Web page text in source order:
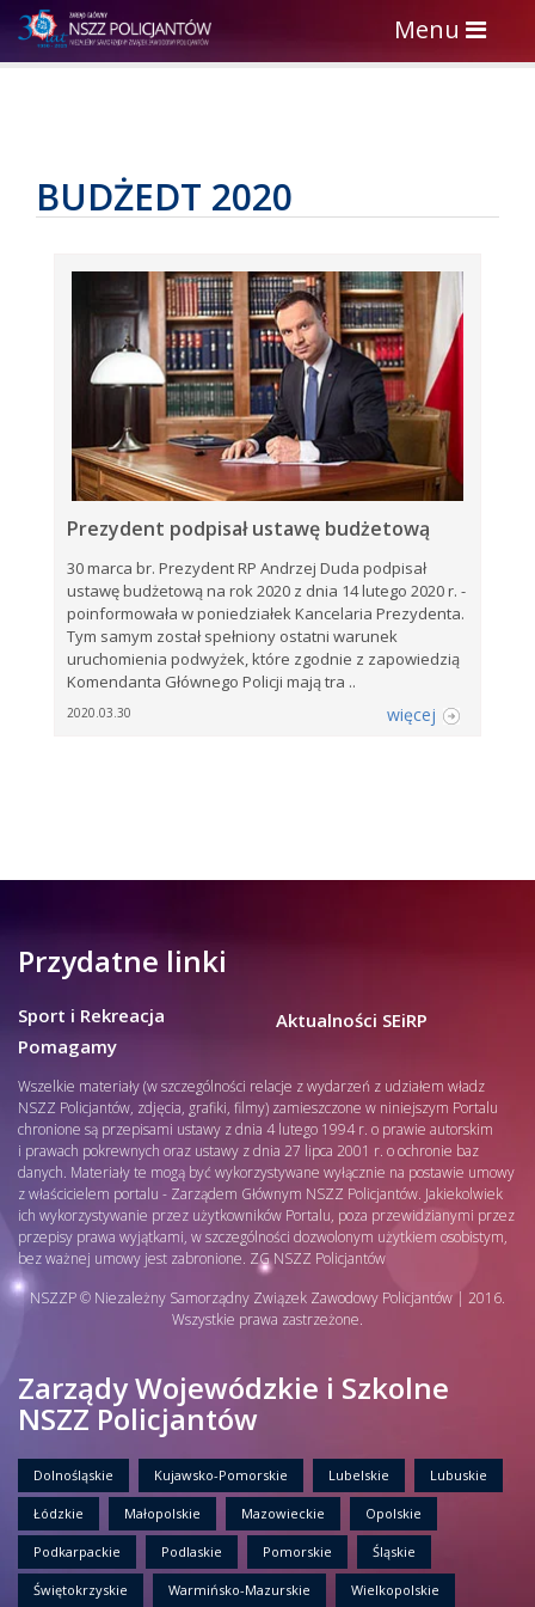
Toggle
navigation
Menu
BUDŻEDT 2020
Prezydent podpisał ustawę budżetową
30 marca br. Prezydent RP Andrzej Duda podpisał
ustawę budżetową na rok 2020 z dnia 14 lutego 2020 r. -
poinformowała w poniedziałek Kancelaria Prezydenta.
Tym samym został spełniony ostatni warunek
uruchomienia podwyżek, które zgodnie z zapowiedzią
Komendanta Głównego Policji mają tra ..
2020.03.30 więcej
Przydatne linki
Sport i Rekreacja
Pomagamy
Aktualności SEiRP
Wszelkie materiały (w szczególności relacje z wydarzeń z udziałem władz
NSZZ Policjantów, zdjęcia, grafiki, filmy) zamieszczone w niniejszym Portalu
chronione są przepisami ustawy z dnia 4 lutego 1994 r. o prawie autorskim
i prawach pokrewnych oraz ustawy z dnia 27 lipca 2001 r. o ochronie baz
danych. Materiały te mogą być wykorzystywane wyłącznie na postawie umowy
z właścicielem portalu - Zarządem Głównym NSZZ Policjantów. Jakiekolwiek
ich wykorzystywanie przez użytkowników Portalu, poza przewidzianymi przez
przepisy prawa wyjątkami, w szczególności dozwolonym użytkiem osobistym,
bez ważnej umowy jest zabronione. ZG NSZZ Policjantów
NSZZP © Niezależny Samorządny Związek Zawodowy Policjantów | 2016.
Wszystkie prawa zastrzeżone.
Zarządy Wojewódzkie i Szkolne
NSZZ Policjantów
Dolnośląskie Kujawsko-Pomorskie Lubelskie Lubuskie
Łódzkie Małopolskie Mazowieckie Opolskie
Podkarpackie Podlaskie Pomorskie Śląskie
Świętokrzyskie Warmińsko-Mazurskie Wielkopolskie